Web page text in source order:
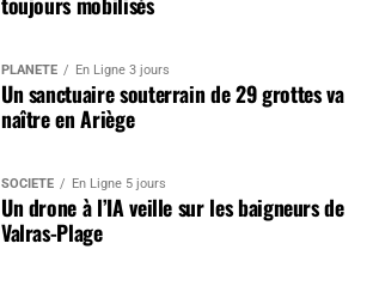
PLANÈTE En Ligne 3 jours
Un sanctuaire souterrain de 29 grottes va
naître en Ariège
SOCIÉTÉ En Ligne 5 jours
Un drone à l’IA veille sur les baigneurs de
Valras-Plage